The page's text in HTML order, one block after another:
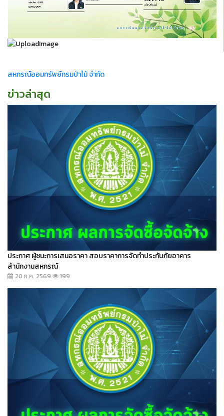
สหกรณ์ออมทรัพย์กรมป่าไม้ จำกัด
ข่าวล่าสุด
ประกาศ ผู้ชนะการเสนอราคา สอบราคาการจัดทำประกันภัยอาคาร
สำนักงานสหกรณ์
20 ก.ค. 2569 199